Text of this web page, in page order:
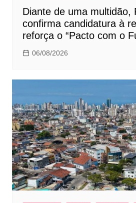
Diante de uma multidão,
confirma candidatura à
reforça o “Pacto com o
06/08/2026